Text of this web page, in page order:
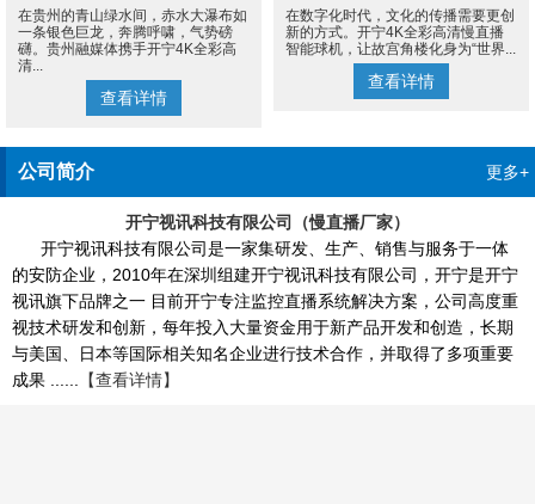
宁4K慢直播摄像机
在贵州的青山绿水间，赤水大瀑布如
一条银色巨龙，奔腾呼啸，气势磅
礴。贵州融媒体携手开宁4K全彩高
清...
查看详情
宫角楼成为世界的文化客厅
在数字化时代，文化的传播需要更创
新的方式。开宁4K全彩高清慢直播
智能球机，让故宫角楼化身为“世界...
查看详情
公司简介 更多+
开宁视讯科技有限公司（慢直播厂家）
开宁视讯科技有限公司是一家集研发、生产、销售与服务于一体
的安防企业，2010年在深圳组建开宁视讯科技有限公司，开宁是开宁
视讯旗下品牌之一 目前开宁专注监控直播系统解决方案，公司高度重
视技术研发和创新，每年投入大量资金用于新产品开发和创造，长期
与美国、日本等国际相关知名企业进行技术合作，并取得了多项重要
成果 ......
【查看详情】